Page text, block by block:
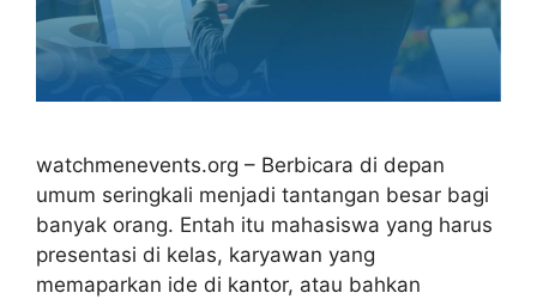
watchmenevents.org – Berbicara di depan
umum seringkali menjadi tantangan besar bagi
banyak orang. Entah itu mahasiswa yang harus
presentasi di kelas, karyawan yang
memaparkan ide di kantor, atau bahkan